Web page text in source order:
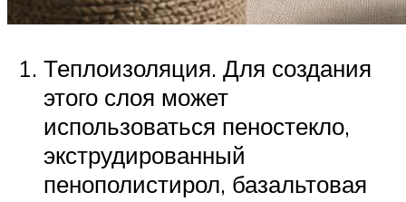
Теплоизоляция. Для создания
этого слоя может
использоваться пеностекло,
экструдированный
пенополистирол, базальтовая